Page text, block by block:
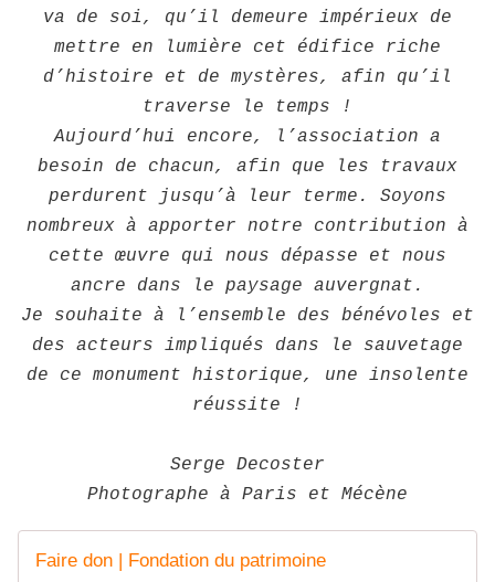
va de soi, qu’il demeure impérieux de
mettre en lumière cet édifice riche
d’histoire et de mystères, afin qu’il
traverse le temps !
Aujourd’hui encore, l’association a
besoin de chacun, afin que les travaux
perdurent jusqu’à leur terme. Soyons
nombreux à apporter notre contribution à
cette œuvre qui nous dépasse et nous
ancre dans le paysage auvergnat.
Je souhaite à l’ensemble des bénévoles et
des acteurs impliqués dans le sauvetage
de ce monument historique, une insolente
réussite !
Serge Decoster
Photographe à Paris et Mécène
Faire don | Fondation du patrimoine